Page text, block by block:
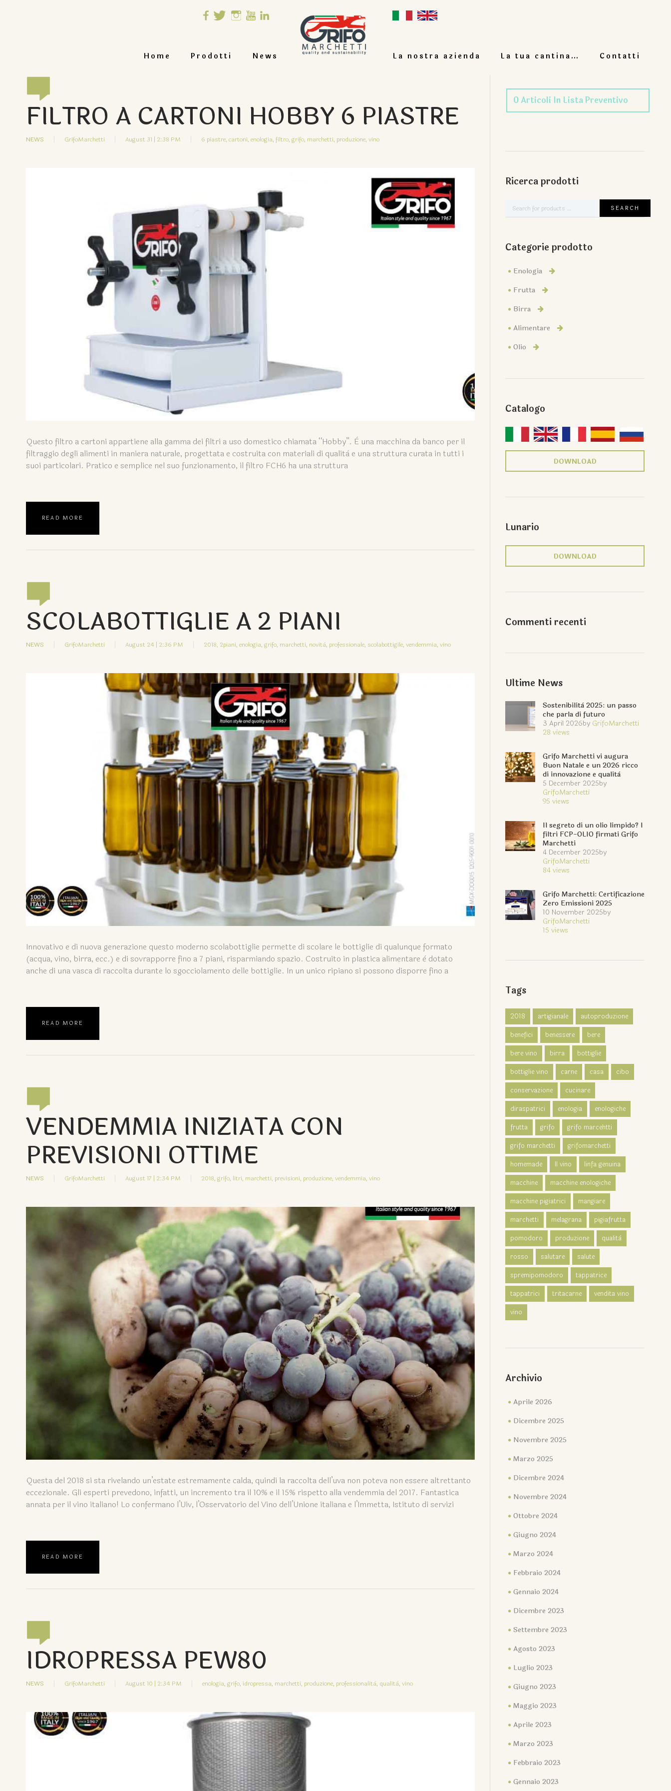
Home Prodotti News La nostra azienda La tua cantina… Contatti
FILTRO A CARTONI HOBBY 6 PIASTRE
NEWS GrifoMarchetti August 31 | 2:38 PM 6 piastre, cartoni, enologia, filtro, grifo, marchetti, produzione, vino
Questo filtro a cartoni appartiene alla gamma dei filtri a uso domestico chiamata “Hobby”. È una macchina da banco per il
filtraggio degli alimenti in maniera naturale, progettata e costruita con materiali di qualità e una struttura curata in tutti i
suoi particolari. Pratico e semplice nel suo funzionamento, il filtro FCH6 ha una struttura
READ MORE
SCOLABOTTIGLIE A 2 PIANI
NEWS GrifoMarchetti August 24 | 2:36 PM 2018, 2piani, enologia, grifo, marchetti, novità, professionale, scolabottigile, vendemmia, vino
Innovativo e di nuova generazione questo moderno scolabottiglie permette di scolare le bottiglie di qualunque formato
(acqua, vino, birra, ecc.) e di sovrapporre fino a 7 piani, risparmiando spazio. Costruito in plastica alimentare è dotato
anche di una vasca di raccolta durante lo sgocciolamento delle bottiglie. In un unico ripiano si possono disporre fino a
READ MORE
VENDEMMIA INIZIATA CON
PREVISIONI OTTIME
NEWS GrifoMarchetti August 17 | 2:34 PM 2018, grifo, litri, marchetti, previsioni, produzione, vendemmia, vino
Questa del 2018 si sta rivelando un’estate estremamente calda, quindi la raccolta dell’uva non poteva non essere altrettanto
eccezionale. Gli esperti prevedono, infatti, un incremento tra il 10% e il 15% rispetto alla vendemmia del 2017. Fantastica
annata per il vino italiano! Lo confermano l’Uiv, l’Osservatorio del Vino dell’Unione italiana e l’Immetta, Istituto di servizi
READ MORE
IDROPRESSA PEW80
NEWS GrifoMarchetti August 10 | 2:34 PM enologia, grifo, idropressa, marchetti, produzione, professionalità, qualità, vino
0Articoli In Lista Preventivo
Ricerca prodotti
Categorie prodotto
Enologia
Frutta
Birra
Alimentare
Olio
Catalogo
DOWNLOAD
Lunario
DOWNLOAD
Commenti recenti
Ultime News
Sostenibilità 2025: un passo
che parla di futuro
3 April 2026by GrifoMarchetti
28 views
Grifo Marchetti vi augura
Buon Natale e un 2026 ricco
di innovazione e qualità
5 December 2025by
GrifoMarchetti
95 views
Il segreto di un olio limpido? I
filtri FCP-OLIO firmati Grifo
Marchetti
4 December 2025by
GrifoMarchetti
84views
Grifo Marchetti: Certificazione
Zero Emissioni 2025
10 November 2025by
GrifoMarchetti
15 views
Tags
2018 artigianale
autoproduzione
benefici
benessere
bere
bere vino
birra
bottiglie
bottiglie vino
carne casa
cibo
conservazione
cucinare
diraspatrici
enologia
enologiche
frutta
grifo
grifo marcehtti
grifo marchetti
grifomarchetti
homemade
Il vino
linfa genuina
macchine
macchine enologiche
macchine pigiatrici
mangiare
marchetti
melagrana
pigiafrutta
pomodoro
produzione
qualità
rosso
salutare
salute
spremipomodoro
tappatrice
tappatrici
tritacarne
vendita vino
vino
Archivio
Aprile 2026
Dicembre 2025
Novembre 2025
Marzo 2025
Dicembre 2024
Novembre 2024
Ottobre 2024
Giugno 2024
Marzo 2024
Febbraio 2024
Gennaio 2024
Dicembre 2023
Settembre 2023
Agosto 2023
Luglio 2023
Giugno 2023
Maggio 2023
Aprile 2023
Marzo 2023
Febbraio 2023
Gennaio 2023